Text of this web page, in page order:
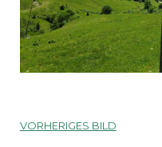
VORHERIGES BILD